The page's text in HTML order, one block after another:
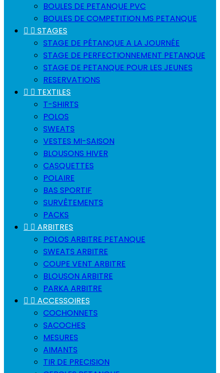
BOULES DE PETANQUE PVC
BOULES DE COMPETITION MS PETANQUE
  STAGES
STAGE DE PÉTANQUE A LA JOURNÉE
STAGE DE PERFECTIONNEMENT PETANQUE
STAGE DE PETANQUE POUR LES JEUNES
RESERVATIONS
  TEXTILES
T-SHIRTS
POLOS
SWEATS
VESTES MI-SAISON
BLOUSONS HIVER
CASQUETTES
POLAIRE
BAS SPORTIF
SURVÊTEMENTS
PACKS
  ARBITRES
POLOS ARBITRE PETANQUE
SWEATS ARBITRE
COUPE VENT ARBITRE
BLOUSON ARBITRE
PARKA ARBITRE
  ACCESSOIRES
COCHONNETS
SACOCHES
MESURES
AIMANTS
TIR DE PRECISION